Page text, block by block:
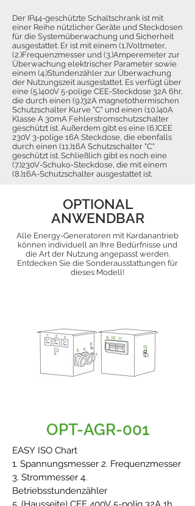
Der IP44-geschützte Schaltschrank ist mit
einer Reihe nützlicher Geräte und Steckdosen
für die Systemüberwachung und Sicherheit
ausgestattet. Er ist mit einem (1.)Voltmeter,
(2.)Frequenzmesser und (3.)Amperemeter zur
Überwachung elektrischer Parameter sowie
einem (4.)Stundenzähler zur Überwachung
der Nutzungszeit ausgestattet. Es verfügt über
eine (5.)400V 5-polige CEE-Steckdose 32A 6hr,
die durch einen (9.)32A magnetothermischen
Schutzschalter Kurve "C" und einen (10.)40A
Klasse A 30mA Fehlerstromschutzschalter
geschützt ist. Außerdem gibt es eine (6.)CEE
230V 3-polige 16A Steckdose, die ebenfalls
durch einen (11.)16A Schutzschalter "C"
geschützt ist. Schließlich gibt es noch eine
(7.)230V-Schuko-Steckdose, die mit einem
(8.)16A-Schutzschalter ausgestattet ist.
OPTIONAL
ANWENDBAR
Alle Energy-Generatoren mit Kardanantrieb
können individuell an Ihre Bedürfnisse und
die Art der Nutzung angepasst werden.
Entdecken Sie die Sonderausstattungen für
dieses Modell!
OPT-AGR-001
EASY ISO Chart
1. Spannungsmesser 2. Frequenzmesser
3. Strommesser 4.
Betriebsstundenzähler